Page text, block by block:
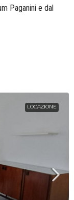
Paganini e dal
LOCAZIONE